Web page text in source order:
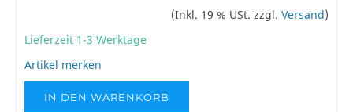
(Inkl. 19 % USt. zzgl. Versand)
Lieferzeit 1-3 Werktage
Artikel merken
IN DEN WARENKORB